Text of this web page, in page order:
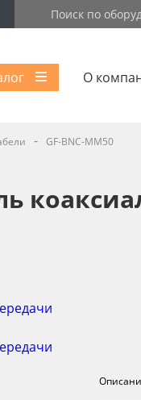
О
- GF-BNC-MM50